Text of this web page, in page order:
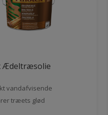
Ædeltræsolie
vandafvisende
træets glød